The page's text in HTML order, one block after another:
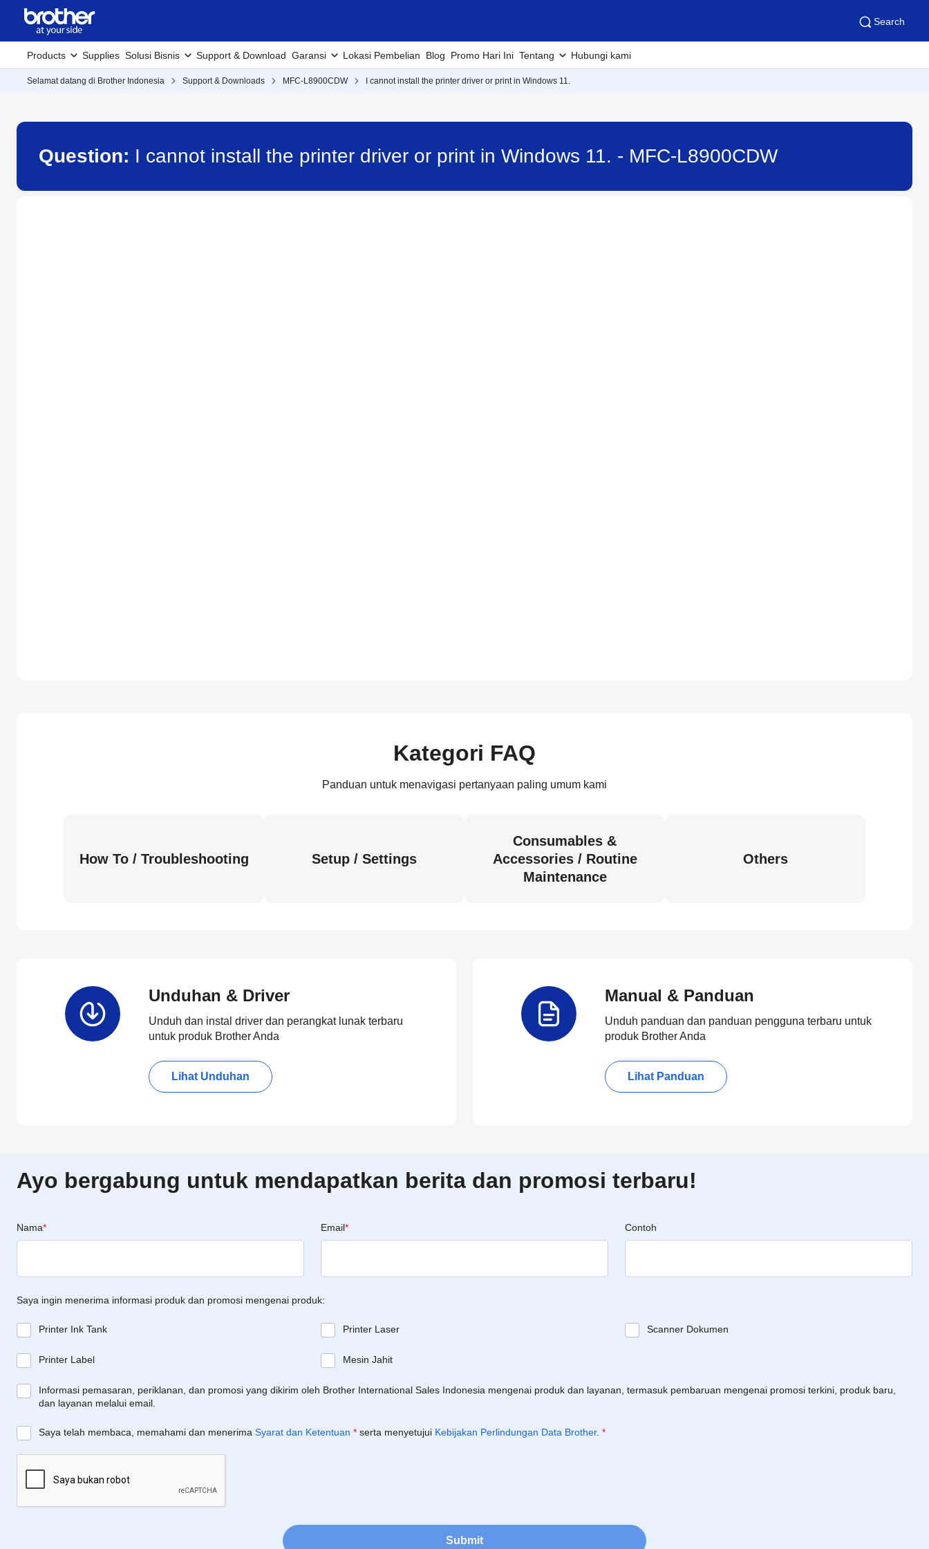
Search
Products Supplies Solusi Bisnis Support & Download Garansi Lokasi Pembelian Blog Promo Hari Ini Tentang Hubungi kami
Selamat datang di Brother Indonesia Support & Downloads MFC-L8900CDW I cannot install the printer driver or print in Windows 11.
Question: I cannot install the printer driver or print in Windows 11. - MFC-L8900CDW
Kategori FAQ
Panduan untuk menavigasi pertanyaan paling umum kami
How To / Troubleshooting Setup / Settings
Consumables &
Accessories / Routine
Maintenance
Others
Unduhan & Driver
Unduh dan instal driver dan perangkat lunak terbaru
untuk produk Brother Anda
Lihat Unduhan
Manual & Panduan
Unduh panduan dan panduan pengguna terbaru untuk
produk Brother Anda
Lihat Panduan
Ayo bergabung untuk mendapatkan berita dan promosi terbaru!
Nama* Email* Contoh
Saya ingin menerima informasi produk dan promosi mengenai produk:
Printer Ink Tank Printer Laser Scanner Dokumen
Printer Label Mesin Jahit
Informasi pemasaran, periklanan, dan promosi yang dikirim oleh Brother International Sales Indonesia mengenai produk dan layanan, termasuk pembaruan mengenai promosi terkini, produk baru,
dan layanan melalui email.
Saya telah membaca, memahami dan menerima Syarat dan Ketentuan * serta menyetujui Kebijakan Perlindungan Data Brother. *
Submit